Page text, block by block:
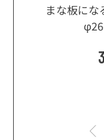
まな板にな